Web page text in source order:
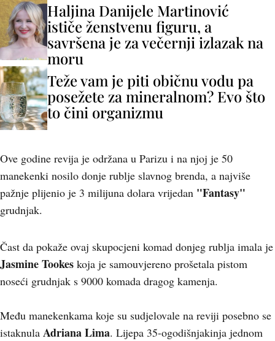
Haljina Danijele Martinović
ističe ženstvenu figuru, a
savršena je za večernji izlazak na
moru
Teže vam je piti običnu vodu pa
posežete za mineralnom? Evo što
to čini organizmu
Ove godine revija je održana u Parizu i na njoj je 50
manekenki nosilo donje rublje slavnog brenda, a najviše
pažnje plijenio je 3 milijuna dolara vrijedan "Fantasy"
grudnjak.
Čast da pokaže ovaj skupocjeni komad donjeg rublja imala je
Jasmine Tookes koja je samouvjereno prošetala pistom
noseći grudnjak s 9000 komada dragog kamenja.
Među manekenkama koje su sudjelovale na reviji posebno se
istaknula Adriana Lima. Lijepa 35-ogodišnjakinja jednom